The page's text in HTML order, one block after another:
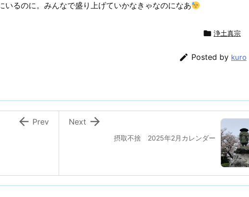
いるのに。みんなで盛り上げていかなきゃなのになあ
 浄土真宗
 Posted by kuro
摂取不捨 2025年2月カレンダー

Next
 Prev